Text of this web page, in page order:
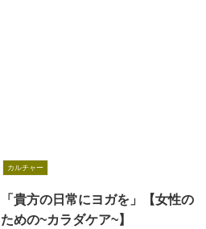
カルチャー
「貴方の日常にヨガを」【女性の
ための~カラダケア~】